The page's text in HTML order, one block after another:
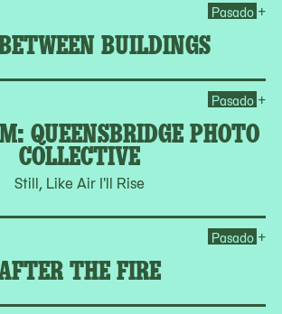
BUILDINGS
Pasado +
QUEENSBRIDGE PHOTO
COLLECTIVE
Still, Like Air I'll Rise
Pasado +
THE FIRE
Pasado +